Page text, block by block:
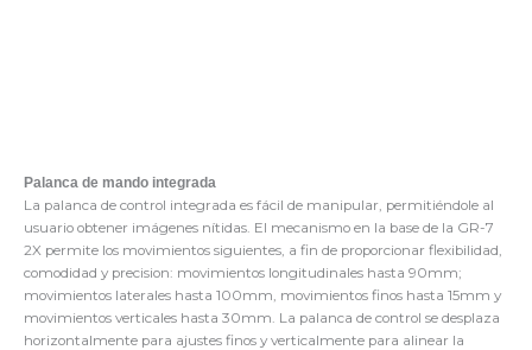
Palanca de mando integrada
La palanca de control integrada es fácil de manipular, permitiéndole al
usuario obtener imágenes nítidas. El mecanismo en la base de la GR-7
2X permite los movimientos siguientes, a fin de proporcionar flexibilidad,
comodidad y precision: movimientos longitudinales hasta 90mm;
movimientos laterales hasta 100mm, movimientos finos hasta 15mm y
movimientos verticales hasta 30mm. La palanca de control se desplaza
horizontalmente para ajustes finos y verticalmente para alinear la